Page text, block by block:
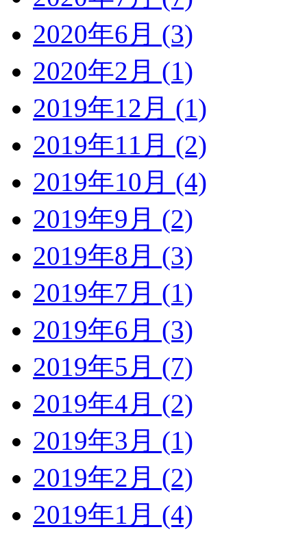
2020年6月 (3)
2020年2月 (1)
2019年12月 (1)
2019年11月 (2)
2019年10月 (4)
2019年9月 (2)
2019年8月 (3)
2019年7月 (1)
2019年6月 (3)
2019年5月 (7)
2019年4月 (2)
2019年3月 (1)
2019年2月 (2)
2019年1月 (4)